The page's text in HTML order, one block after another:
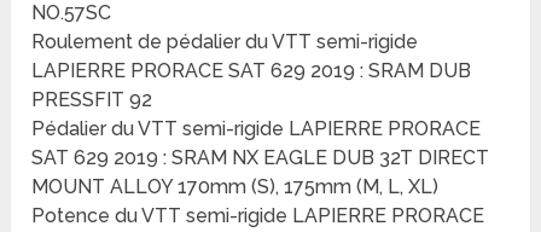
NO.57SC
Roulement de pédalier du VTT semi-rigide
LAPIERRE PRORACE SAT 629 2019 : SRAM DUB
PRESSFIT 92
Pédalier du VTT semi-rigide LAPIERRE PRORACE
SAT 629 2019 : SRAM NX EAGLE DUB 32T DIRECT
MOUNT ALLOY 170mm (S), 175mm (M, L, XL)
Potence du VTT semi-rigide LAPIERRE PRORACE